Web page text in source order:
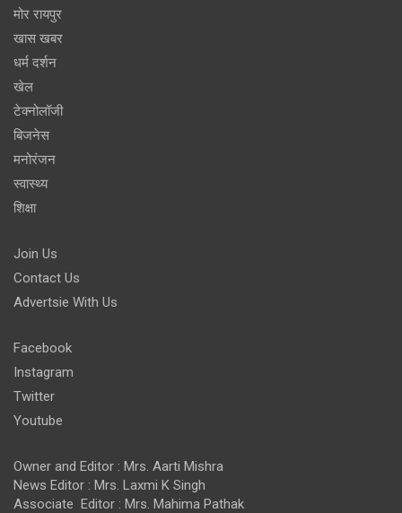
मोर रायपुर
खास खबर
धर्म दर्शन
खेल
टेक्नोलॉजी
बिजनेस
मनोरंजन
स्वास्थ्य
शिक्षा
Join Us
Contact Us
Advertsie With Us
Facebook
Instagram
Twitter
Youtube
Owner and Editor : Mrs. Aarti Mishra
News Editor : Mrs. Laxmi K Singh
Associate Editor : Mrs. Mahima Pathak